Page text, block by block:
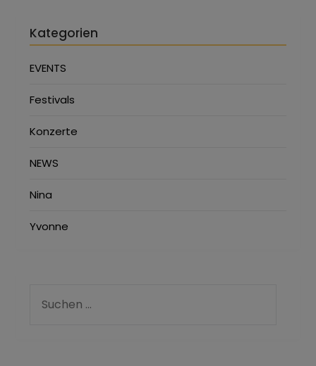
Kategorien
EVENTS
Festivals
Konzerte
NEWS
Nina
Yvonne